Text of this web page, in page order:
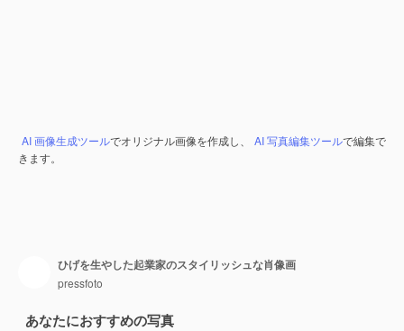
AI 画像生成ツールでオリジナル画像を作成し、 AI 写真編集ツールで編集で
きます。
ひげを生やした起業家のスタイリッシュな肖像画
pressfoto
あなたにおすすめの写真